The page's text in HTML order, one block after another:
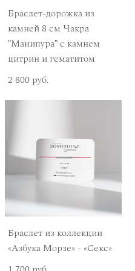
Браслет-дорожка из
камней 8 см Чакра
"Манипура" с камнем
цитрин и гематитом
2 800 pуб.
Браслет из коллекции
«Азбука Морзе» - «Секс»